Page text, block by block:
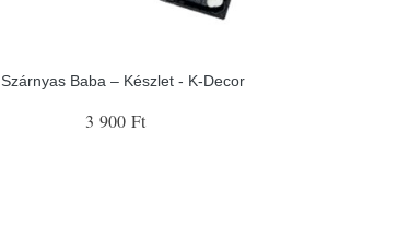
Szárnyas Baba – Készlet - K-Decor
3 900 Ft